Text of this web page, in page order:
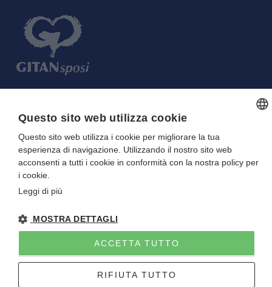
FESTEGGIATO?
La tua Lista in Viaggio…
Gitan viaggiNOTE LEGALI-
Questo sito web utilizza cookie
Questo sito web utilizza i cookie per migliorare la tua
esperienza di navigazione. Utilizzando il nostro sito web
acconsenti a tutti i cookie in conformità con la nostra policy per
i cookie.
Leggi di più
MOSTRA DETTAGLI
ACCETTA TUTTO
RIFIUTA TUTTO